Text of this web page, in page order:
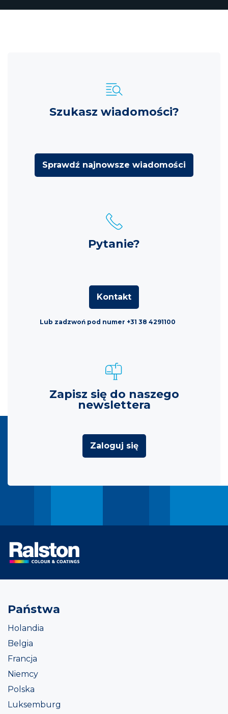
Szukasz wiadomości?
Sprawdź najnowsze wiadomości
Pytanie?
Kontakt
Lub zadzwoń pod numer +31 38 4291100
Zapisz się do naszego
newslettera
Zaloguj się
Państwa
Holandia
Belgia
Francja
Niemcy
Polska
Luksemburg